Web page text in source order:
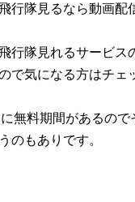
行隊見るなら動画配
行隊見れるサービス
で気になる方はチェ
無料期間があるので
のもありです。